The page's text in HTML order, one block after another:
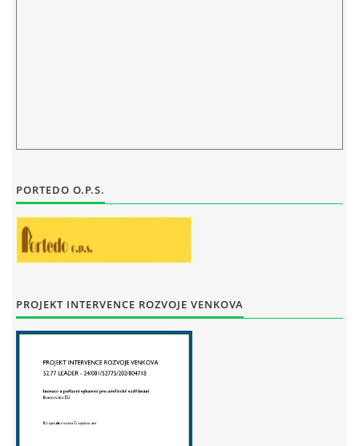
ZUŠ STAŇKOV
34561
© 2026 eStránky.cz |Tisk|Aktualizováno: 29. 7. 2026
PORTEDO O.P.S.
PROJEKT INTERVENCE ROZVOJE VENKOVA